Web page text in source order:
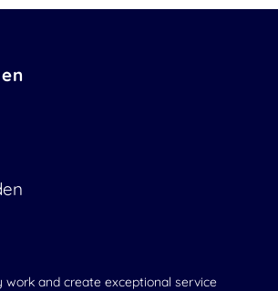
work and create exceptional service